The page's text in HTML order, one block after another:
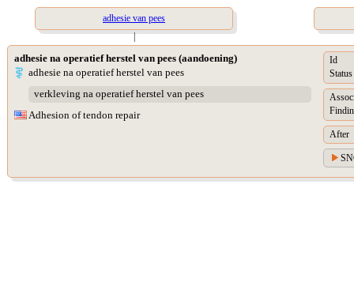
adhesie van pees
|
adhesie na operatief herstel van pees (aandoening)
adhesie na operatief herstel van pees
verkleving na operatief herstel van pees
Adhesion of tendon repair
Id
Status
After